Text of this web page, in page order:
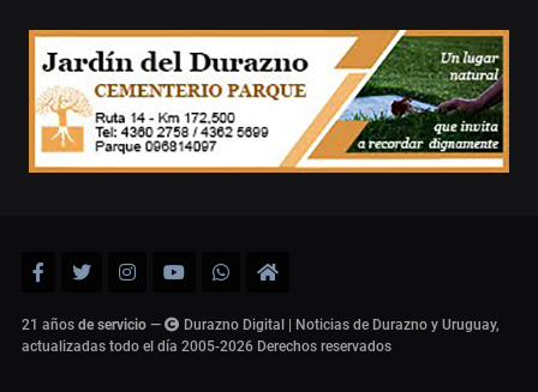
21 años de servicio —
Durazno Digital | Noticias de Durazno y Uruguay,
actualizadas todo el día 2005-2026 Derechos reservados